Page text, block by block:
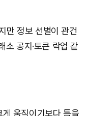
만 정보 선별이 관건
소 공지·토큰 락업 같
움직이기보다 틈을